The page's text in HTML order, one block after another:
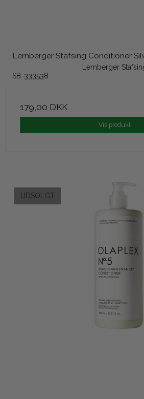
Lernberger Stafsing Conditioner
Lernberger
SB-333538
179,00 DKK
Vis produkt
UDSOLGT